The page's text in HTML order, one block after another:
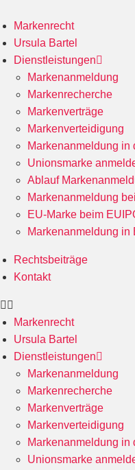
Markenrecht
Ursula Bartel
Dienstleistungen
Markenanmeldung
Markenrecherche
Markenverträge
Markenverteidigung
Markenanmeldung in
Unionsmarke
Ablauf
Markenanmeldung
EU-Marke beim
Markenanmeldung in
Rechtsbeiträge
Kontakt
Markenrecht
Ursula Bartel
Dienstleistungen
Markenanmeldung
Markenrecherche
Markenverträge
Markenverteidigung
Markenanmeldung in
Unionsmarke